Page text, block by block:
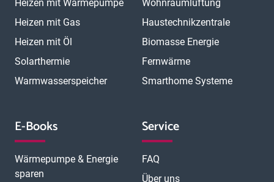
Heizen mit Wärmepumpe
Heizen mit Gas
Heizen mit Öl
Solarthermie
Warmwasserspeicher
Wohnraumlüftung
Haustechnikzentrale
Biomasse Energie
Fernwärme
Smarthome Systeme
E-Books
Wärmepumpe & Energie
sparen
Service
FAQ
Über uns